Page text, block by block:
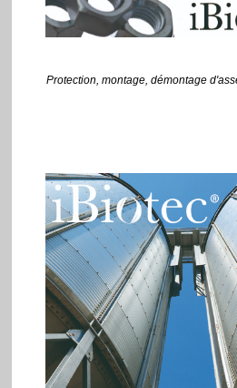
Protection, montage, démontage